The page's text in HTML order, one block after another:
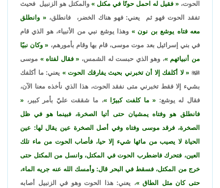
الحوت،
فقيل له احمل حوتًا في مكتل
والمكتل هو الزنبيل فحيث
تفقد الحوت فهو ثم يعني: فهو هناك الخضر، فانطلق،
وانطلق
معه فتاه يوشع بن نون
وهذا يوشع نبي من الأنبياء، هو الذي قام
في بني إسرائيل بعد موت موسى، قام بها وقام بأمورهم،
وكان نبيًا
من أنبيائهم
، وهو الذي حبست له الشمس، فقال لفتاه
موسى

لا أكلفك إلا أن تخبرني بحيث يفارقك الحوت
يعني: ما أكلفك
بشيء إلا فقط تخبرني متى نفقد الحوت، هذا الذي نأخذه معنا الآن،
فقال له يوشع:
ما كلفت كبيرًا
، ما شققت عليّ بأمر كبير،
فانطلق هو وفتاه يمشيان حتى أتيا الصخرة، فبينما هو في ظل
الصخرة، فرقد موسى وفتاه وفي أصل الصخرة عين يقال لها: عين
الحياة لا يصيب من مائها شيء إلا حيا، فأصاب الحوت من ماء تلك
العين، فتحرك فاضطرب الحوت في المكتل، وانسل من المكتل حتى
خرج من المكتل، فسقط في البحر قال: وأمسك الله عنه جريه الماء،
حتى كان مثل الطاق
، يعني: هذا الحوت وهو في الزنبيل أصابه